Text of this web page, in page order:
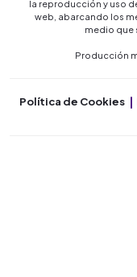
la reproducción y uso
web, abarcando los
medio que
Producción
Política de Cookies